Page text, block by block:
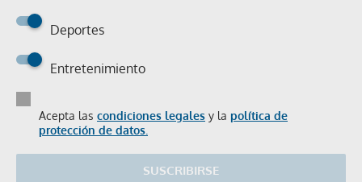
Deportes
Entretenimiento
Acepta las condiciones legales y la política de
protección de datos.
SUSCRIBIRSE